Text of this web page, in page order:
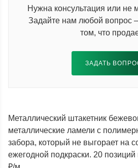
Нужна консультация или не
Задайте нам любой вопрос
том, что
ЗАДАТЬ
Металлический штакетник
металлические ламели с
забора, который не выгорает на
ежегодной подкраски. 20